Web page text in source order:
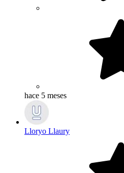
hace 5 meses
Lloryo Llaury